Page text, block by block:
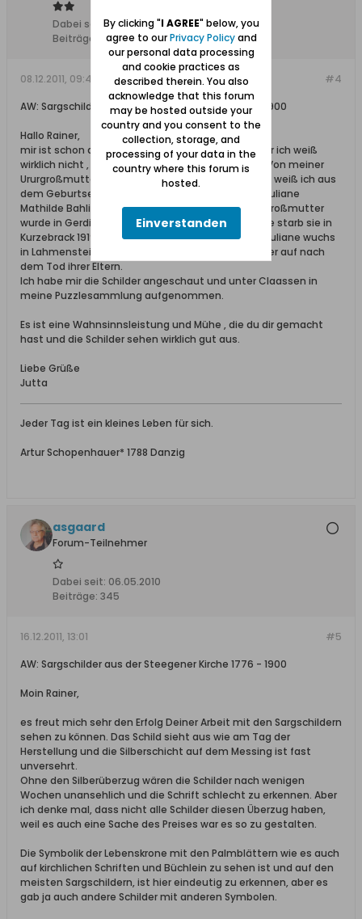
Dabei seit:11.12.2008
Beiträge:
2384
#4
08.12.2011, 09:47
AW: Sargschilder aus der Steegener Kirche 1776 - 1900
Hallo Rainer,
mir ist schon der Name Claassen aufgefallen, aber ich weiß
wirklich nicht , ob diese Claassen zu mir gehören. Von meiner
Ururgroßmutter Elisabeth Bahlinger geb Claassen, weiß ich aus
dem Geburtseintrag meiner Urgroßmutter Anna Juliane
Mathilde Bahlinger nur , dass es sie gibt. Meine Urgroßmutter
wurde in Gerdin 1839 geboren. Bezeichnenderweise starb sie in
Kurzebrack 1919...., aber Claassen gibt es ja viele...Juliane wuchs
in Lahmenstein wahrscheinlich bei ihrem Großvater auf nach
dem Tod ihrer Eltern.
Ich habe mir die Schilder angeschaut und unter Claassen in
meine Puzzlesammlung aufgenommen.
Es ist eine Wahnsinnsleistung und Mühe , die du dir gemacht
hast und die Schilder sehen wirklich gut aus.
Liebe Grüße
Jutta
Jeder Tag ist ein kleines Leben für sich.
Artur Schopenhauer* 1788 Danzig
asgaard
Forum-Teilnehmer
Dabei seit: 06.05.2010
Beiträge: 345
#5
16.12.2011, 13:01
AW: Sargschilder aus der Steegener Kirche 1776 - 1900
Moin Rainer,
es freut mich sehr den Erfolg Deiner Arbeit mit den Sargschildern
sehen zu können. Das Schild sieht aus wie am Tag der
Herstellung und die Silberschicht auf dem Messing ist fast
unversehrt.
Ohne den Silberüberzug wären die Schilder nach wenigen
Wochen unansehlich und die Schrift schlecht zu erkennen. Aber
ich denke mal, dass nicht alle Schilder diesen Überzug haben,
weil es auch eine Sache des Preises war es so zu gestalten.
Die Symbolik der Lebenskrone mit den Palmblättern wie es auch
auf kirchlichen Schriften und Büchlein zu sehen ist und auf den
meisten Sargschildern, ist hier eindeutig zu erkennen, aber es
gab ja auch andere Schilder mit anderen Symbolen.
By clicking "I AGREE" below, you
agree to ourPrivacy Policyand
our personal data processing
and cookie practices as
described therein. You also
acknowledge that this forum
may be hosted outside your
country and you consent to the
collection, storage, and
processing of your data in the
country where this forum is
hosted.
Einverstanden